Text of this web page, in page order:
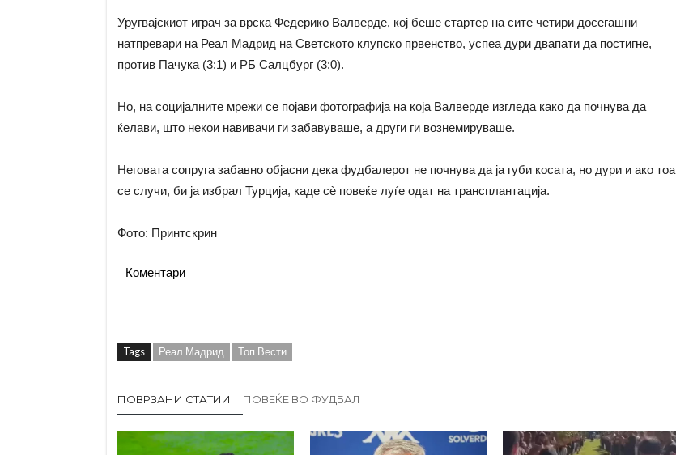
Уругвајскиот играч за врска Федерико Валверде, кој беше стартер на сите четири досегашни
натпревари на Реал Мадрид на Светското клупско првенство, успеа дури двапати да постигне,
против Пачука (3:1) и РБ Салцбург (3:0).
Но, на социјалните мрежи се појави фотографија на која Валверде изгледа како да почнува да
ќелави, што некои навивачи ги забавуваше, а други ги вознемируваше.
Неговата сопруга забавно објасни дека фудбалерот не почнува да ја губи косата, но дури и ако тоа
се случи, би ја избрал Турција, каде сè повеќе луѓе одат на трансплантација.
Фото: Принтскрин
Коментари
Tags Реал Мадрид Топ Вести
ПОВРЗАНИ СТАТИИ ПОВЕЌЕ ВО ФУДБАЛ